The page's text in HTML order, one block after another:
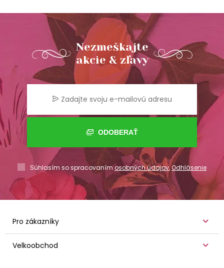
Nezmeškajte
akcie & zľavy
ODOBERAŤ
Súhlasím so spracovaním osobných údajov,Odhlásenie
Pro zákazníky
Velkoobchod